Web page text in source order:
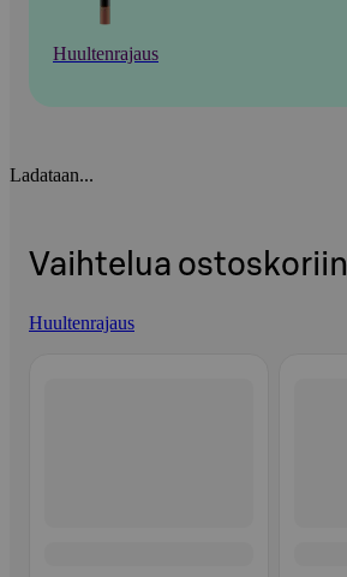
Huultenrajaus
Ladataan...
Vaihtelua ostoskoriin
Huultenrajaus